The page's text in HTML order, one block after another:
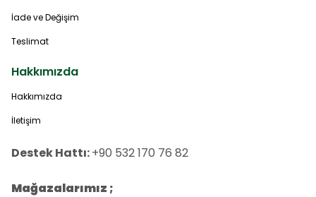
İade ve Değişim
Teslimat
Hakkımızda
Hakkımızda
İletişim
Destek Hattı:+90 532 170 76 82
Mağazalarımız ;